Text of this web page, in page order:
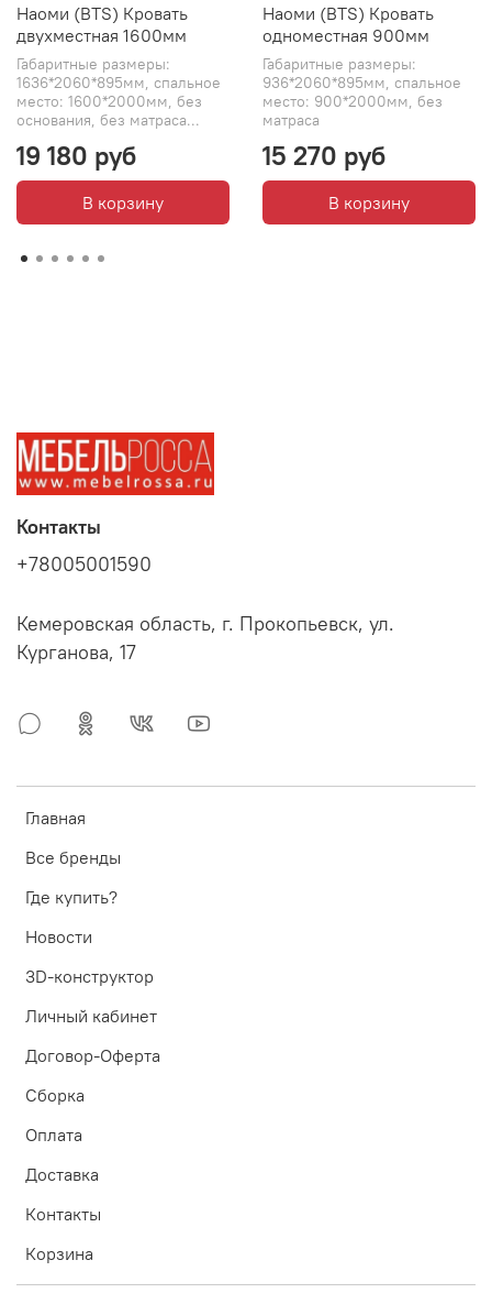
Наоми (BTS) Кровать
двухместная 1600мм
Габаритные размеры:
1636*2060*895мм, спальное
место: 1600*2000мм, без
основания, без матраса...
19 180 руб
В корзину
Наоми (BTS) Кровать
одноместная 900мм
Габаритные размеры:
936*2060*895мм, спальное
место: 900*2000мм, без
матраса
15 270 руб
В корзину
Главная
Все бренды
Где купить?
Новости
3D-конструктор
Личный кабинет
Договор-Оферта
Сборка
Оплата
Доставка
Контакты
Корзина
Контакты
+78005001590
Кемеровская область, г. Прокопьевск, ул.
Курганова, 17